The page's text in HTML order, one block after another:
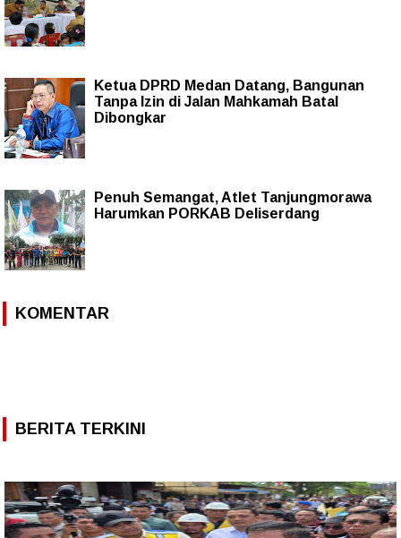
Ketua DPRD Medan Datang, Bangunan
Tanpa Izin di Jalan Mahkamah Batal
Dibongkar
Penuh Semangat, Atlet Tanjungmorawa
Harumkan PORKAB Deliserdang
KOMENTAR
BERITA TERKINI